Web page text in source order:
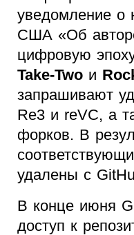
уведомление о
США «Об
цифровую
Take-Two и
запрашивают
Re3 и reVC, а
форков. В
удалены с
В конце июня
доступ к